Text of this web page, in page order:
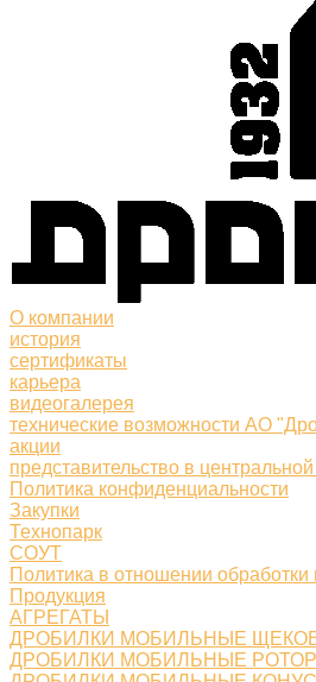
О компании
история
сертификаты
карьера
видеогалерея
технические возможности АО
акции
представительство в
Политика конфиденциальности
Закупки
Технопарк
СОУТ
Политика в отношении
Продукция
АГРЕГАТЫ
ДРОБИЛКИ МОБИЛЬНЫЕ
ДРОБИЛКИ МОБИЛЬНЫЕ